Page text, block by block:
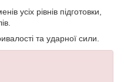
усіх рівнів підготовки,
та ударної сили.